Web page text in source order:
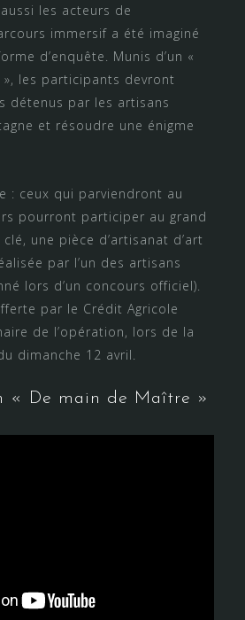
les acteurs de
immersif a été imaginé
d’enquête. Munis d’un «
les participants devront
détenus par les artisans
et résoudre une énigme
: ceux qui parviendront au
pourront participer au grand
une pièce d’artisanat d’art
par l’un des artisans
lors d’un concours officiel).
par le Crédit Agricole
de l’opération, lors de la
dimanche 12 avril.
« De main de Maître »